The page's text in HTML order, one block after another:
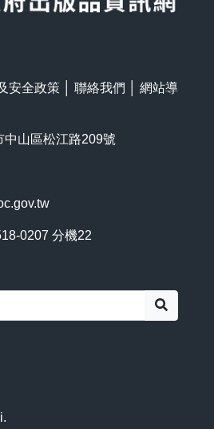
安全政策 聯絡我們
網站導
山區松江路209號
0207 分機22